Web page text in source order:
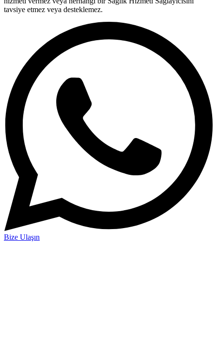
tavsiye etmez veya desteklemez.
Bize Ulaşın